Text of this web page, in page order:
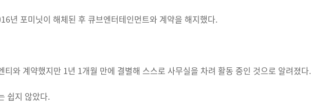
년 포미닛이 해체된 후 큐브엔터테인먼트와 계약을 해지했다.
티와 계약했지만 1년 1개월 만에 결별해 스스로 사무실을 차려 활동 중인 것으로 알려졌다.
쉽지 않았다.